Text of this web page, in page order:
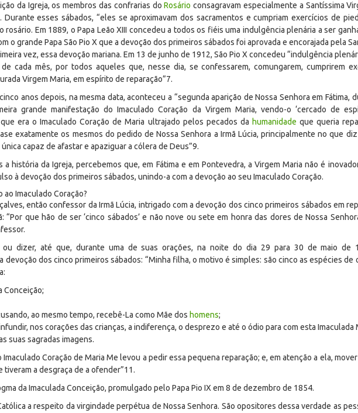
da Igreja, os membros das confrarias doRosário consagravam especialmente a Santíssima
esses sábados, “eles se aproximavam dos sacramentos e cumpriam exercícios de
Em 1889, o Papa Leão XIII concedeu a todos os fiéis uma indulgência plenária a ser
o grande Papa São Pio X que a devoção dos primeiros sábados foi aprovada e encorajada pela
vez, essa devoção mariana. Em 13 de junho de 1912, São Pio X concedeu “indulgência
cada mês, por todos aqueles que, nesse dia, se confessarem, comungarem, cumprirem
Virgem Maria, em espírito de reparação”7.
anos depois, na mesma data, aconteceu a “segunda aparição de Nossa Senhora em Fátima,
grande manifestação do Imaculado Coração da Virgem Maria, vendo-o ‘cercado de
era o Imaculado Coração de Maria ultrajado pelos pecados da humanidade que queria
exatamente os mesmos do pedido de Nossa Senhora a Irmã Lúcia, principalmente no que
capaz de afastar e apaziguar a cólera de Deus”9.
história da Igreja, percebemos que, em Fátima e em Pontevedra, a Virgem Maria não é
à devoção dos primeiros sábados, unindo-a com a devoção ao seu Imaculado Coração.
Imaculado Coração?
então confessor da Irmã Lúcia, intrigado com a devoção dos cinco primeiros sábados em
“Por que hão de ser ‘cinco sábados’ e não nove ou sete em honra das dores de Nossa
dizer, até que, durante uma de suas orações, na noite do dia 29 para 30 de maio de
devoção dos cinco primeiros sábados: “Minha filha, o motivo é simples: são cinco as espécies de
Conceição;
ao mesmo tempo, recebê-La como Mãe dos homens;
nos corações das crianças, a indiferença, o desprezo e até o ódio para com esta Imaculada
suas sagradas imagens.
Coração de Maria Me levou a pedir essa pequena reparação; e, em atenção a ela,
tiveram a desgraça de a ofender”11.
da Imaculada Conceição, promulgado pelo Papa Pio IX em 8 de dezembro de 1854.
a respeito da virgindade perpétua de Nossa Senhora. São opositores dessa verdade as